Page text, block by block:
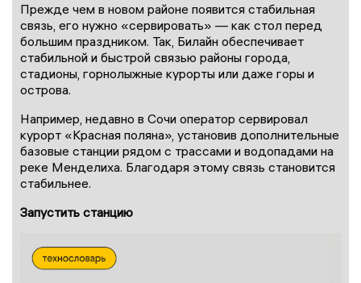
Прежде чем в новом районе появится стабильная
связь, его нужно «сервировать» — как стол перед
большим праздником. Так, Билайн обеспечивает
стабильной и быстрой связью районы города,
стадионы, горнолыжные курорты или даже горы и
острова.
Например, недавно в Сочи оператор сервировал
курорт «Красная поляна», установив дополнительные
базовые станции рядом с трассами и водопадами на
реке Менделиха. Благодаря этому связь становится
стабильнее.
Запустить станцию